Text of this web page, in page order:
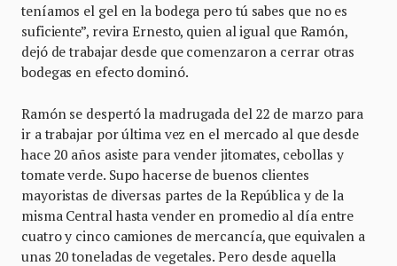
teníamos el gel en la bodega pero tú sabes que no es
suficiente”, revira Ernesto, quien al igual que Ramón,
dejó de trabajar desde que comenzaron a cerrar otras
bodegas en efecto dominó.
Ramón se despertó la madrugada del 22 de marzo para
ir a trabajar por última vez en el mercado al que desde
hace 20 años asiste para vender jitomates, cebollas y
tomate verde. Supo hacerse de buenos clientes
mayoristas de diversas partes de la República y de la
misma Central hasta vender en promedio al día entre
cuatro y cinco camiones de mercancía, que equivalen a
unas 20 toneladas de vegetales. Pero desde aquella